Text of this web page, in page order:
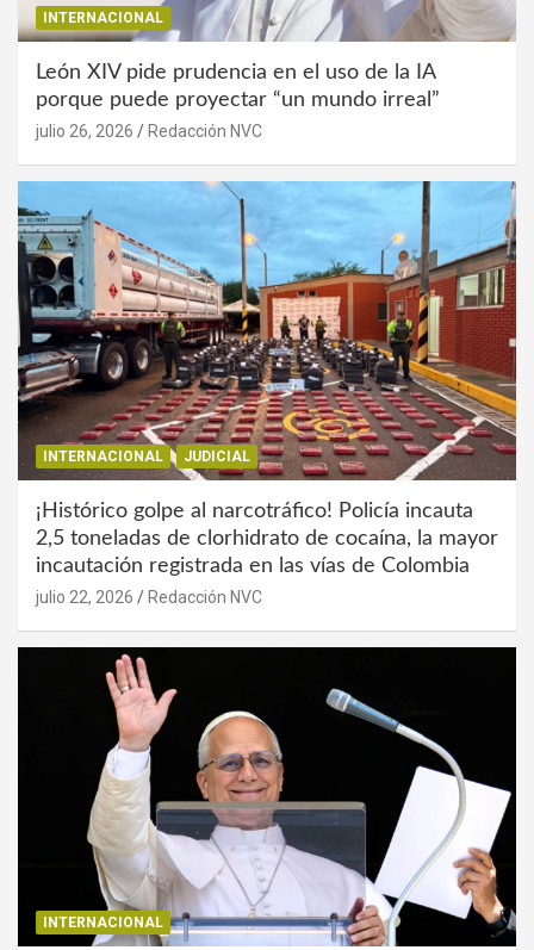
INTERNACIONAL
León XIV pide prudencia en el uso de la IA
porque puede proyectar “un mundo irreal”
julio 26, 2026 Redacción NVC
INTERNACIONAL JUDICIAL
¡Histórico golpe al narcotráfico! Policía incauta
2,5 toneladas de clorhidrato de cocaína, la mayor
incautación registrada en las vías de Colombia
julio 22, 2026 Redacción NVC
INTERNACIONAL